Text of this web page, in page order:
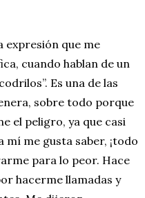
expresión que me
cuando hablan de un
Es una de las
sobre todo porque
el peligro, ya que casi
mí me gusta saber, ¡todo
para lo peor. Hace
hacerme llamadas y